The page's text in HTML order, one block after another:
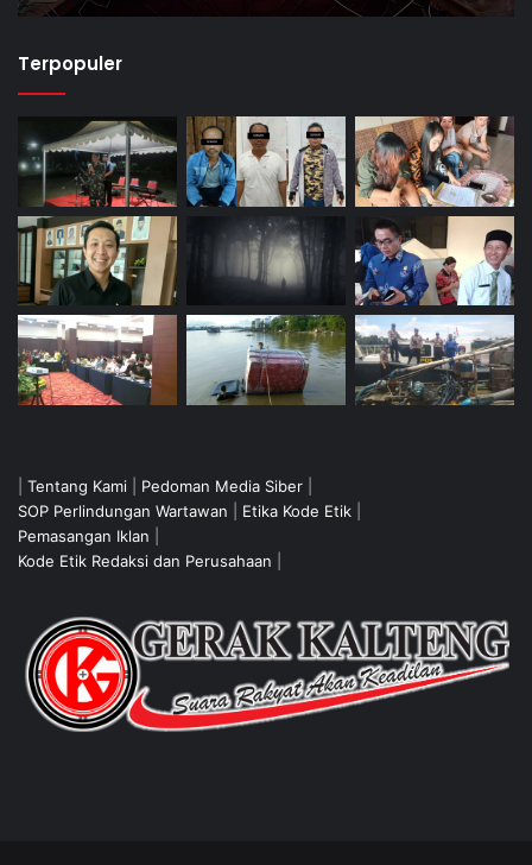
Terpopuler
Tentang Kami Pedoman Media Siber
SOP Perlindungan Wartawan
Etika Kode Etik
Pemasangan Iklan
Kode Etik Redaksi dan Perusahaan